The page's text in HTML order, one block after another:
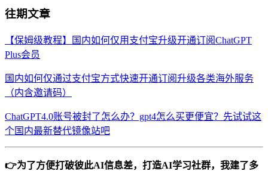
往期文章
【保姆级教程】国内如何仅用支付宝升级开通订阅ChatGPT
Plus会员
国内如何仅通过支付宝方式快速开通订阅升级各类海外服务
（内含邀请码）
ChatGPT4.0账号被封了怎么办？gpt4怎么买更便宜？先试试这
个国内最新替代镜像站吧
👉为了方便打破彼此AI信息差，打造AI学习社群，我建了多